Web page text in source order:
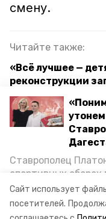
Сайт использует
посетителей.
Ставрополец
спортивных
Каспийском море
возвращении
пригласили в
смену.
Читайте также:
«Всё лучшее —
реконструкции
лагерь
На Ставрополье
больше
ставропольский
детский лагерь